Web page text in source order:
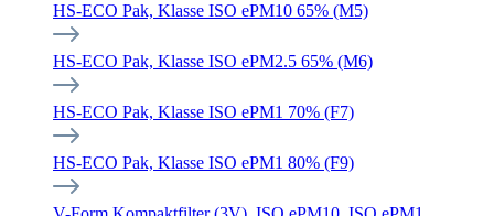
HS-ECO Pak, Klasse ISO ePM10 65% (M5)
HS-ECO Pak, Klasse ISO ePM2.5 65% (M6)
HS-ECO Pak, Klasse ISO ePM1 70% (F7)
HS-ECO Pak, Klasse ISO ePM1 80% (F9)